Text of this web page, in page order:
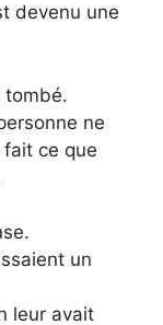
devenu une
tombé.
ne
ce que
un
leur avait